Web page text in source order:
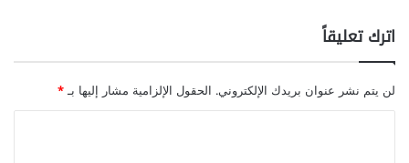
اترك تعليقاً
لن يتم نشر عنوان بريدك الإلكتروني. الحقول الإلزامية مشار إليها بـ*